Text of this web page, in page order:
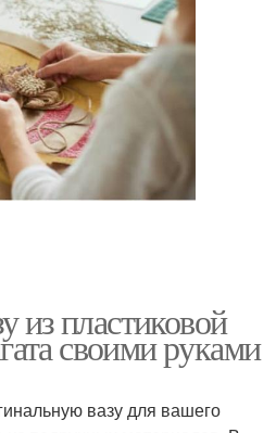
из пластиковой
своими руками
вазу для вашего